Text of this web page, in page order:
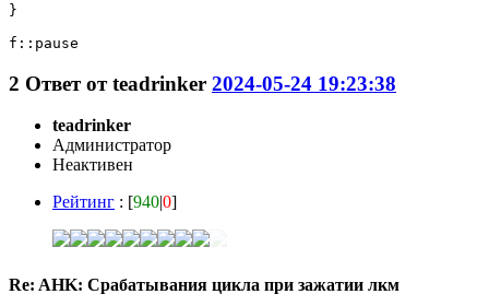
}
f::pause
2 Ответ отteadrinker 2024-05-24 19:23:38
teadrinker
Администратор
Неактивен
Рейтинг : [940|0]
Re: AHK: Срабатывания цикла при зажатии лкм